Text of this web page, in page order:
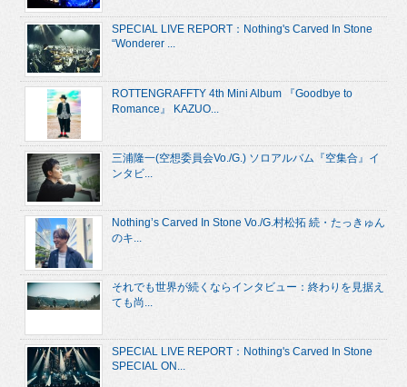
SPECIAL LIVE REPORT：Nothing's Carved In Stone
“Wonderer ...
ROTTENGRAFFTY 4th Mini Album 『Goodbye to
Romance』 KAZUO...
三浦隆一(空想委員会Vo./G.) ソロアルバム『空集合』イ
ンタビ...
Nothing’s Carved In Stone Vo./G.村松拓 続・たっきゅん
のキ...
それでも世界が続くならインタビュー：終わりを見据え
ても尚...
SPECIAL LIVE REPORT：Nothing's Carved In Stone
SPECIAL ON...